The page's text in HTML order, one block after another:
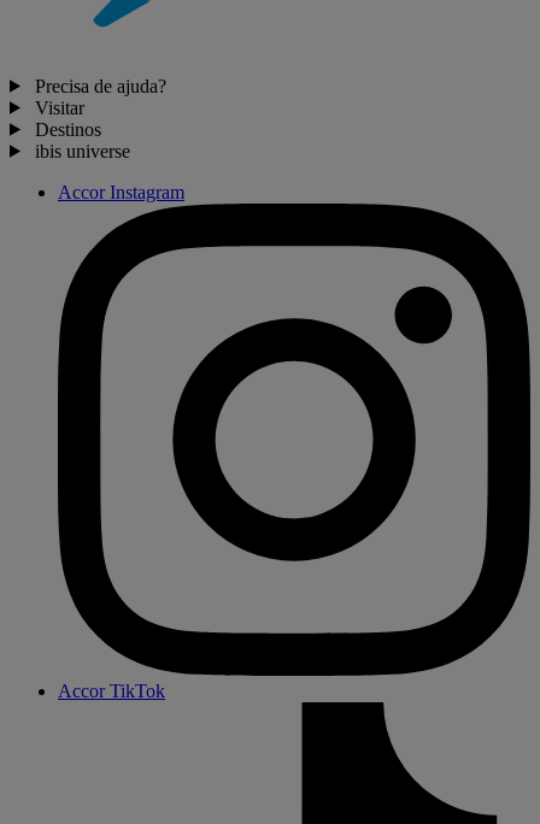
Precisa de ajuda?
Visitar
Destinos
ibis universe
Accor Instagram
Accor TikTok